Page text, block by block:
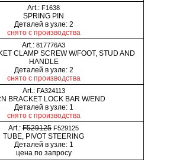
Art.: F1638
SPRING PIN
Деталей в узле: 2
снято с производства
Art.: 817776A3
CLAMP SCREW W/FOOT, STUD AND
HANDLE
Деталей в узле: 2
снято с производства
Art.: FA324113
BRACKET LOCK BAR W/END
Деталей в узле: 1
снято с производства
Art.: F529125 F529125
TUBE, PIVOT STEERING
Деталей в узле: 1
цена по запросу